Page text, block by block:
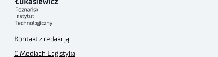
Kontakt z redakcją
O Mediach Logistyka